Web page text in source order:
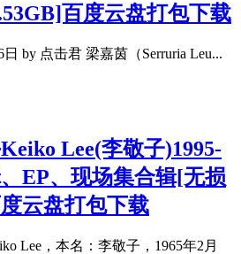
百度云盘打包下载
by 点击君 梁嘉茵（Serruria Leu...
Lee(李敬子)1995-
EP、现场集合辑[无损
云盘打包下载
Lee，本名：李敬子，1965年2月